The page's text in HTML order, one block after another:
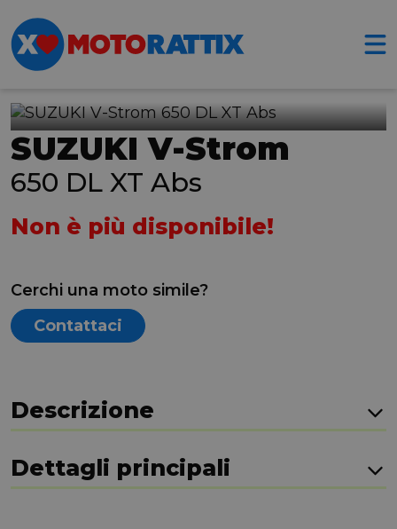
SUZUKI V-Strom
650 DL XT Abs
Non è più disponibile!
Cerchi una moto simile?
Contattaci
Descrizione
Dettagli principali